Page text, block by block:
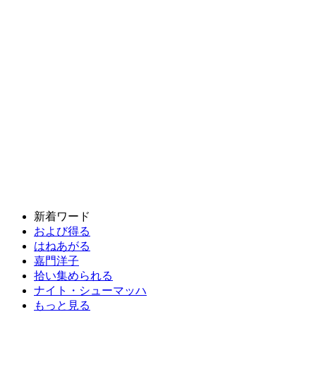
新着ワード
および得る
はねあがる
嘉門洋子
拾い集められる
ナイト・シューマッハ
もっと見る